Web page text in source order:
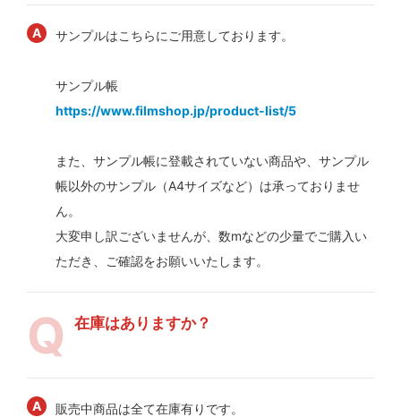
サンプルはこちらにご用意しております。
サンプル帳
https://www.filmshop.jp/product-list/5
また、サンプル帳に登載されていない商品や、サンプル
帳以外のサンプル（A4サイズなど）は承っておりませ
ん。
大変申し訳ございませんが、数mなどの少量でご購入い
ただき、ご確認をお願いいたします。
在庫はありますか？
販売中商品は全て在庫有りです。